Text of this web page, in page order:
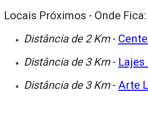
Locais Próximos - Onde Fica:
Distância de 2 Km -
Distância de 3 Km - Lajes
Distância de 3 Km - Arte